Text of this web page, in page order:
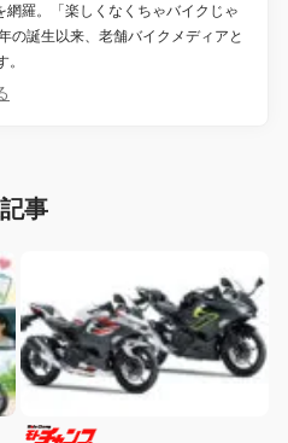
羅。「楽しくなくちゃバイクじゃ
の誕生以来、老舗バイクメディアと
事